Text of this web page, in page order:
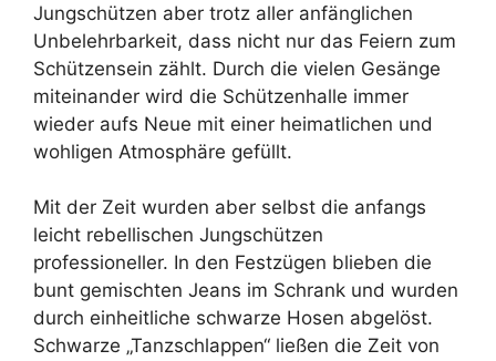
Jungschützen aber trotz aller anfänglichen
Unbelehrbarkeit, dass nicht nur das Feiern zum
Schützensein zählt. Durch die vielen Gesänge
miteinander wird die Schützenhalle immer
wieder aufs Neue mit einer heimatlichen und
wohligen Atmosphäre gefüllt.
Mit der Zeit wurden aber selbst die anfangs
leicht rebellischen Jungschützen
professioneller. In den Festzügen blieben die
bunt gemischten Jeans im Schrank und wurden
durch einheitliche schwarze Hosen abgelöst.
Schwarze „Tanzschlappen“ ließen die Zeit von